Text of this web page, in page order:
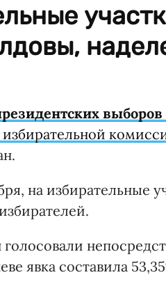
на избирательные
явка составила